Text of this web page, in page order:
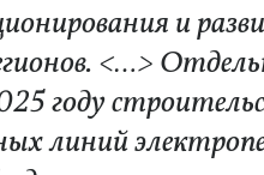
и
<…>
году
линий